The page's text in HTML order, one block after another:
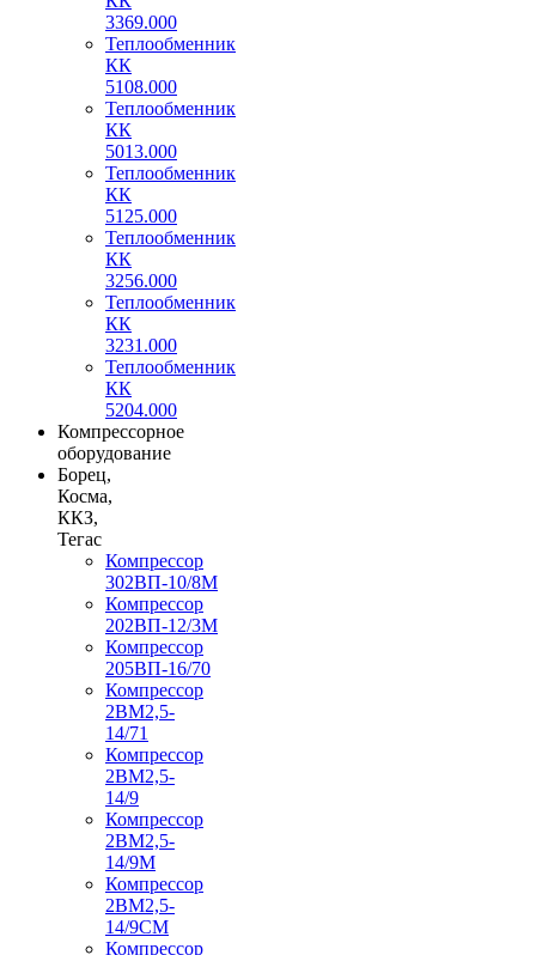
3369.000
Теплообменник
КК
5108.000
Теплообменник
КК
5013.000
Теплообменник
КК
5125.000
Теплообменник
КК
3256.000
Теплообменник
КК
3231.000
Теплообменник
КК
5204.000
Компрессорное
оборудование
Борец,
Косма,
ККЗ,
Тегас
Компрессор
302ВП-10/8М
Компрессор
202ВП-12/3М
Компрессор
205ВП-16/70
Компрессор
2ВМ2,5-
14/71
Компрессор
2ВМ2,5-
14/9
Компрессор
2ВМ2,5-
14/9М
Компрессор
2ВМ2,5-
14/9СМ
Компрессор